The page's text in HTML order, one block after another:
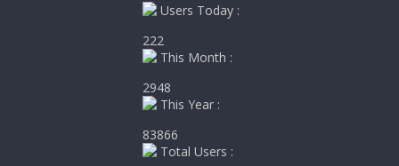
Users Today :
222
This Month :
2948
This Year :
83866
Total Users :